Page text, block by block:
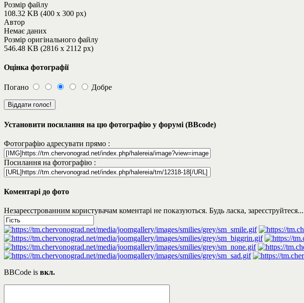
Розмір файлу
108.32 KB (400 x 300 px)
Автор
Немає даних
Розмір оригінального файлу
546.48 KB (2816 x 2112 px)
Оцінка фотографії
Погано Добре
Установити посилання на цю фотографію у форумі (BBcode)
Фотографію адресувати прямо :
Посилання на фотографію :
Коментарі до фото
Незареєстрованним користувачам коментарі не показуються. Будь ласка, зареєструйтеся...
BBCode is вкл.